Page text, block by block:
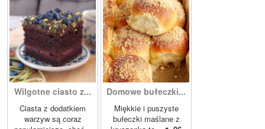
Wilgotne ciasto z...
Ciasta z dodatkiem
warzyw są coraz
Domowe bułeczki...
Miękkie i puszyste
bułeczki maślane z